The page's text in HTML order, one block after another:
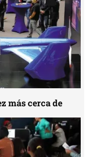
más cerca de